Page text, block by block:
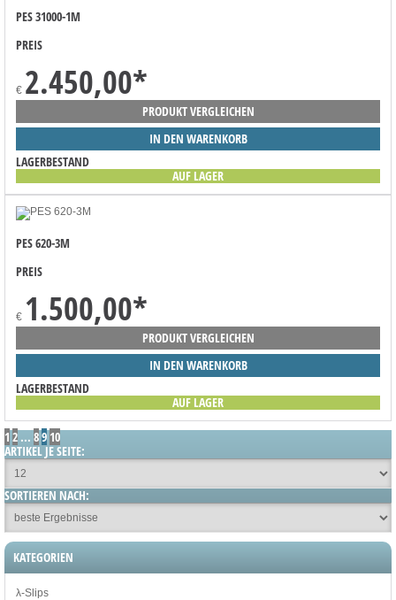
PES 31000-1M
PREIS
€ 2.450,00*
PRODUKT VERGLEICHEN
IN DEN WARENKORB
LAGERBESTAND
AUF LAGER
PES 620-3M
PREIS
€ 1.500,00*
PRODUKT VERGLEICHEN
IN DEN WARENKORB
LAGERBESTAND
AUF LAGER
1 2 ... 89 10
ARTIKEL JE SEITE:
SORTIEREN NACH:
KATEGORIEN
λ-Slips